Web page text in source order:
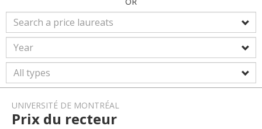
UNIVERSITÉ DE MONTRÉAL
Prix du recteur